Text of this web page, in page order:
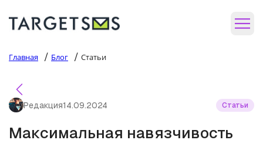
Главная / Блог / Статьи
Редакция14.09.2024 Статьи
Максимальная навязчивость